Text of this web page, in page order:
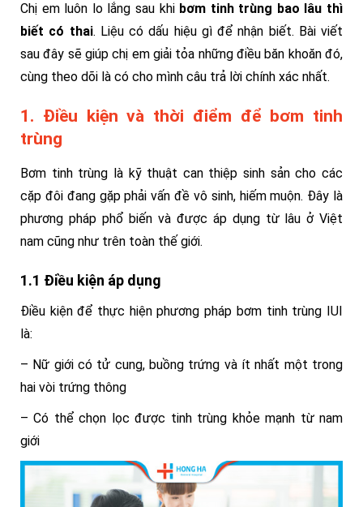
Chị em luôn lo lắng sau khi bơm tinh trùng bao lâu thì
biết có thai. Liệu có dấu hiệu gì để nhận biết. Bài viết
sau đây sẽ giúp chị em giải tỏa những điều băn khoăn đó,
cùng theo dõi là có cho mình câu trả lời chính xác nhất.
1. Điều kiện và thời điểm để bơm tinh
trùng
Bơm tinh trùng là kỹ thuật can thiệp sinh sản cho các
cặp đôi đang gặp phải vấn đề vô sinh, hiếm muộn. Đây là
phương pháp phổ biến và được áp dụng từ lâu ở Việt
nam cũng như trên toàn thế giới.
1.1 Điều kiện áp dụng
Điều kiện để thực hiện phương pháp bơm tinh trùng IUI
là:
– Nữ giới có tử cung, buồng trứng và ít nhất một trong
hai vòi trứng thông
– Có thể chọn lọc được tinh trùng khỏe mạnh từ nam
giới